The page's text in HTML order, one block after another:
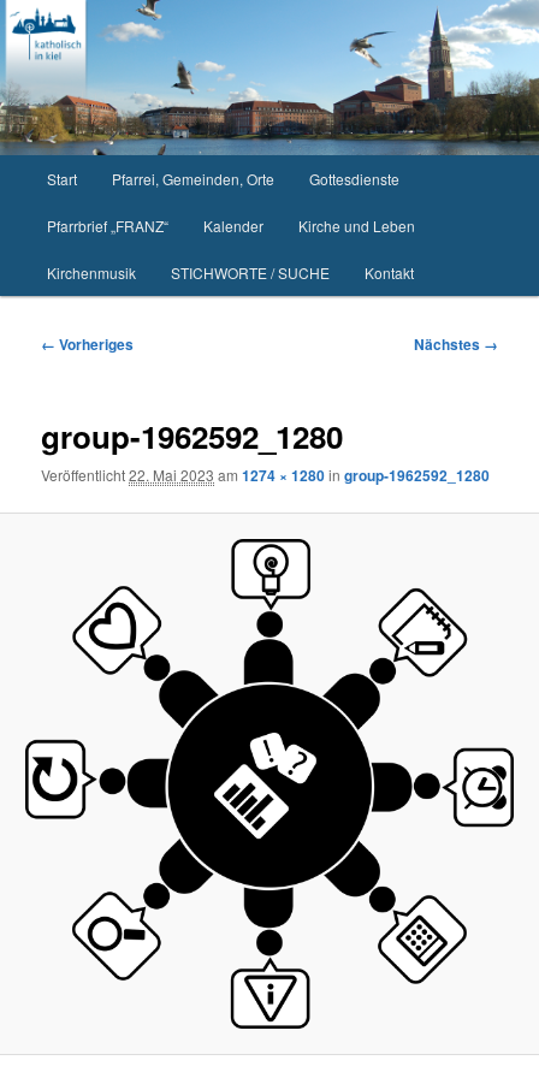
Zum
primären
Inhalt
springen
Start Pfarrei, Gemeinden, Orte Gottesdienste
Pfarrbrief „FRANZ“ Kalender Kirche und Leben
Kirchenmusik STICHWORTE / SUCHE Kontakt
Bilder-
← Vorheriges Nächstes →
group-1962592_1280
Veröffentlicht22. Mai 2023 am1274 × 1280ingroup-1962592_1280